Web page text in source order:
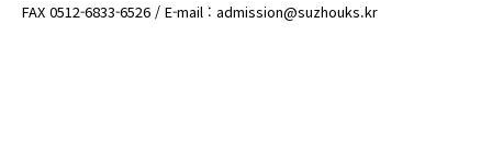
FAX 0512-6833-6526 / E-mail : admission@suzhouks.kr